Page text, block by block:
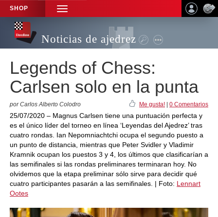
SHOP
TOGGLE
NAVIGATION
Noticias de ajedrez
Legends of Chess:
Carlsen solo en la punta
por Carlos Alberto Colodro Me gusta! 0 Comentarios
25/07/2020 – Magnus Carlsen tiene una puntuación perfecta y
es el único líder del torneo en línea ‘Leyendas del Ajedrez’ tras
cuatro rondas. Ian Nepomniachtchi ocupa el segundo puesto a
un punto de distancia, mientras que Peter Svidler y Vladimir
Kramnik ocupan los puestos 3 y 4, los últimos que clasificarían a
las semifinales si las rondas preliminares terminaran hoy. No
olvidemos que la etapa preliminar sólo sirve para decidir qué
cuatro participantes pasarán a las semifinales. | Foto: Lennart
Ootes